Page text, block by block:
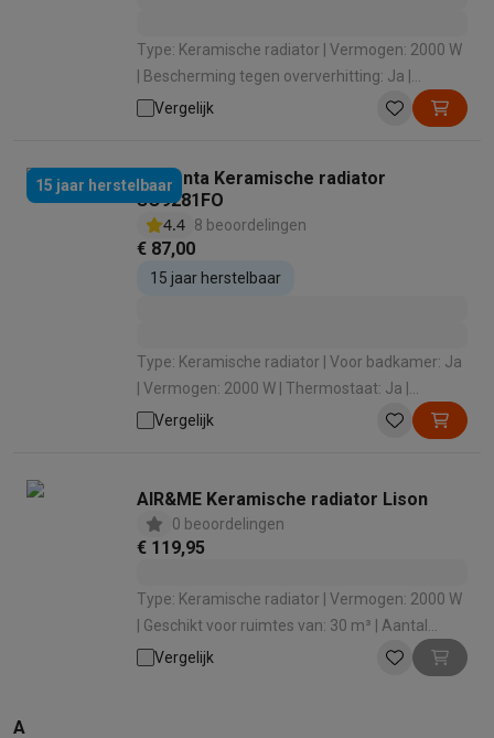
Type: Keramische radiator | Vermogen: 2000 W
| Bescherming tegen oververhitting: Ja |
Geschikt voor ruimtes van: 20 m³ | Aantal
Vergelijk
15 jaar herstelbaarRowenta Keramische radiator
SO9281FO
4.4 8 beoordelingen
€ 87,00
15 jaar herstelbaar
Type: Keramische radiator | Voor badkamer: Ja
| Vermogen: 2000 W | Thermostaat: Ja |
Bescherming tegen oververhitting: Ja
Vergelijk
AIR&ME Keramische radiator Lison
0 beoordelingen
€ 119,95
Type: Keramische radiator | Vermogen: 2000 W
| Geschikt voor ruimtes van: 30 m³ | Aantal
Vergelijk
A